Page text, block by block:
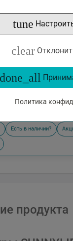
tune
clear
done_all
Политика
Есть в наличии?
продукта